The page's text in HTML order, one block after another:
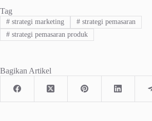
Tag
#strategi marketing #strategi pemasaran
#strategi pemasaran produk
Bagikan Artikel